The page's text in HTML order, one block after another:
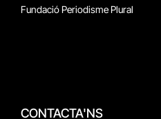
Fundació Periodisme Plural
CONTACTA'NS